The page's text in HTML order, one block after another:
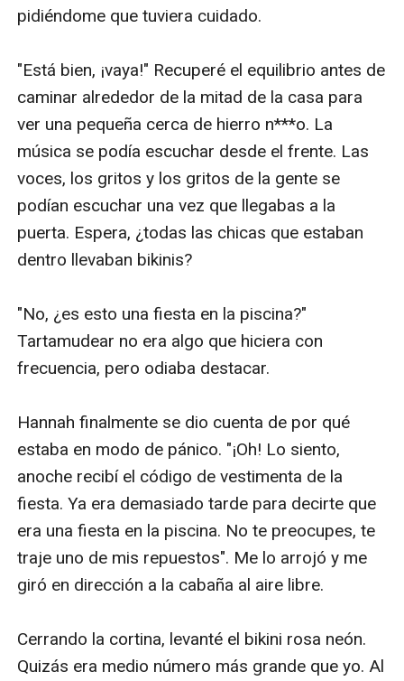
pidiéndome que tuviera cuidado.
"Está bien, ¡vaya!" Recuperé el equilibrio antes de
caminar alrededor de la mitad de la casa para
ver una pequeña cerca de hierro n***o. La
música se podía escuchar desde el frente. Las
voces, los gritos y los gritos de la gente se
podían escuchar una vez que llegabas a la
puerta. Espera, ¿todas las chicas que estaban
dentro llevaban bikinis?
"No, ¿es esto una fiesta en la piscina?"
Tartamudear no era algo que hiciera con
frecuencia, pero odiaba destacar.
Hannah finalmente se dio cuenta de por qué
estaba en modo de pánico. "¡Oh! Lo siento,
anoche recibí el código de vestimenta de la
fiesta. Ya era demasiado tarde para decirte que
era una fiesta en la piscina. No te preocupes, te
traje uno de mis repuestos". Me lo arrojó y me
giró en dirección a la cabaña al aire libre.
Cerrando la cortina, levanté el bikini rosa neón.
Quizás era medio número más grande que yo. Al